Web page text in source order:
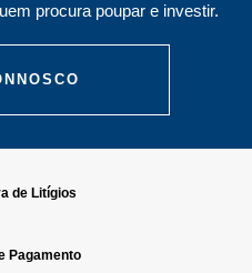
procura poupar e investir.
de Litígios
Pagamento